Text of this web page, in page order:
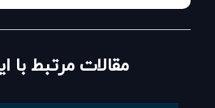
مقالات مرتبط با